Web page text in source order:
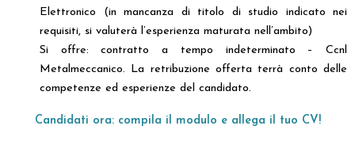
Elettronico (in mancanza di titolo di studio indicato nei
requisiti, si valuterà l’esperienza maturata nell’ambito)
Si offre: contratto a tempo indeterminato – Ccnl
Metalmeccanico. La retribuzione offerta terrà conto delle
competenze ed esperienze del candidato.
Candidati ora: compila il modulo e allega il tuo CV!